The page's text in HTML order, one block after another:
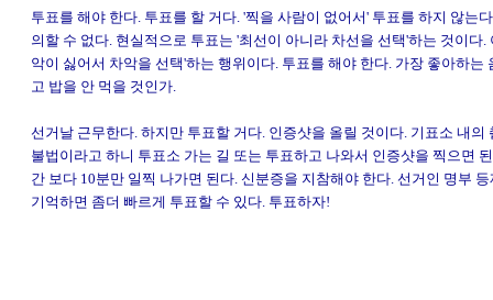
투표를 해야 한다. 투표를 할 거다. '찍을 사람이 없어서' 투표를 하지 않는
의할 수 없다. 현실적으로 투표는 '최선이 아니라 차선을 선택'하는 것이다.
악이 싫어서 차악을 선택'하는 행위이다. 투표를 해야 한다. 가장 좋아하는
고 밥을 안 먹을 것인가.
선거날 근무한다. 하지만 투표할 거다. 인증샷을 올릴 것이다. 기표소 내의
불법이라고 하니 투표소 가는 길 또는 투표하고 나와서 인증샷을 찍으면
간 보다 10분만 일찍 나가면 된다. 신분증을 지참해야 한다. 선거인 명부
기억하면 좀더 빠르게 투표할 수 있다. 투표하자!